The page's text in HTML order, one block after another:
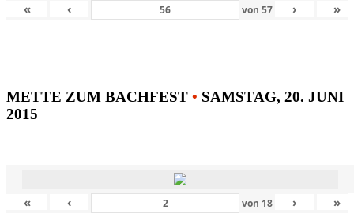
« ‹ von57 › »
METTE ZUM BACHFEST • SAMSTAG, 20. JUNI
2015
« ‹ von 18 › »